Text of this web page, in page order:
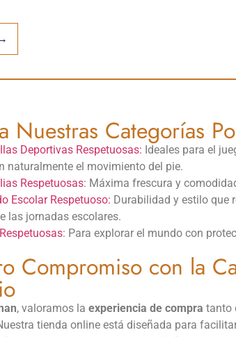
Nuestras Categorías
Deportivas Respetuosas: Ideales para el
naturalmente el movimiento del pie.
Respetuosas: Máxima frescura y
Escolar Respetuoso: Durabilidad y estilo que
las jornadas escolares.
: Para explorar el mundo con
Compromiso con la
, valoramos la experiencia de compra tanto
tienda online está diseñada para